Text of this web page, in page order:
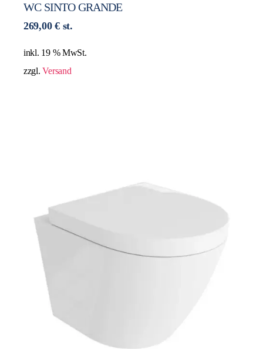
WC SINTO GRANDE
269,00€ st.
inkl. 19 % MwSt.
zzgl.Versand